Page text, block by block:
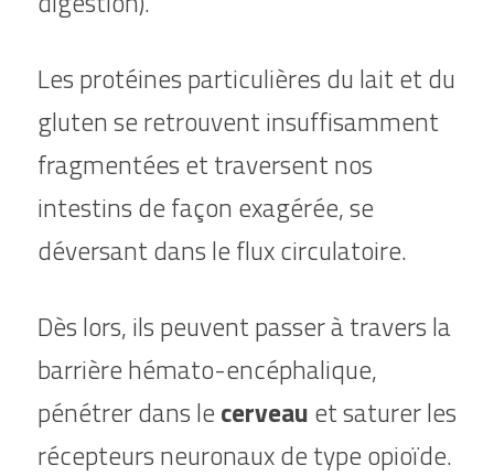
Les protéines particulières du lait et du
gluten se retrouvent insuffisamment
fragmentées et traversent nos
intestins de façon exagérée, se
déversant dans le flux circulatoire.
Dès lors, ils peuvent passer à travers la
barrière hémato-encéphalique,
pénétrer dans le cerveau et saturer les
récepteurs neuronaux de type opioïde.